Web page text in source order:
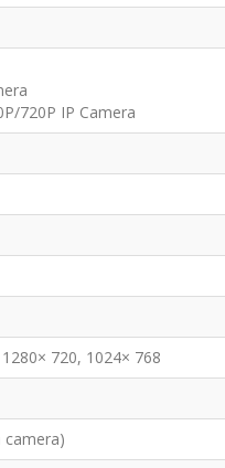
IP Camera
720, 1024× 768
camera)